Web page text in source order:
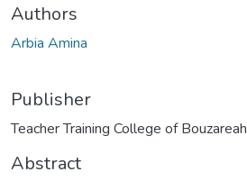
Authors
Arbia Amina
Publisher
Teacher Training College of Bouzareah
Abstract